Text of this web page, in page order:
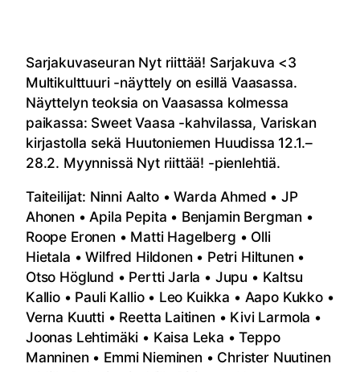
Sarjakuvaseuran Nyt riittää! Sarjakuva <3
Multikulttuuri -näyttely on esillä Vaasassa.
Näyttelyn teoksia on Vaasassa kolmessa
paikassa: Sweet Vaasa -kahvilassa, Variskan
kirjastolla sekä Huutoniemen Huudissa 12.1.–
28.2. Myynnissä Nyt riittää! -pienlehtiä.
Taiteilijat: Ninni Aalto • Warda Ahmed • JP
Ahonen • Apila Pepita • Benjamin Bergman •
Roope Eronen • Matti Hagelberg • Olli
Hietala • Wilfred Hildonen • Petri Hiltunen •
Otso Höglund • Pertti Jarla • Jupu • Kaltsu
Kallio • Pauli Kallio • Leo Kuikka • Aapo Kukko •
Verna Kuutti • Reetta Laitinen • Kivi Larmola •
Joonas Lehtimäki • Kaisa Leka • Teppo
Manninen • Emmi Nieminen • Christer Nuutinen